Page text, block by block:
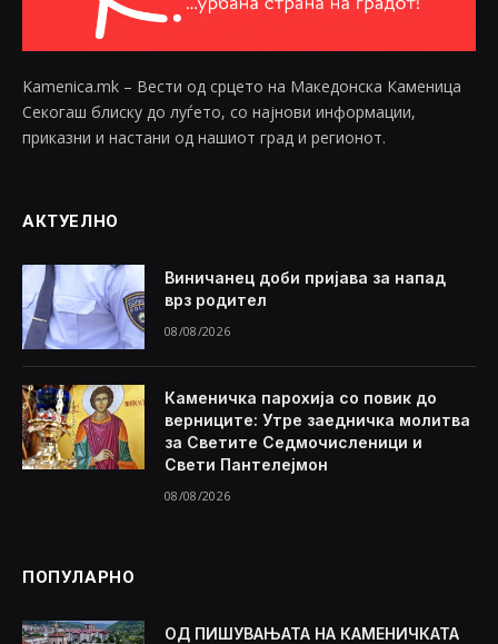
Kamenica.mk – Вести од срцето на Македонска Каменица
Секогаш блиску до луѓето, со најнови информации,
приказни и настани од нашиот град и регионот.
АКТУЕЛНО
Виничанец доби пријава за напад
врз родител
08/08/2026
Каменичка парохија со повик до
верниците: Утре заедничка молитва
за Светите Седмочисленици и
Свети Пантелејмон
08/08/2026
ПОПУЛАРНО
ОД ПИШУВАЊАТА НА КАМЕНИЧКАТА